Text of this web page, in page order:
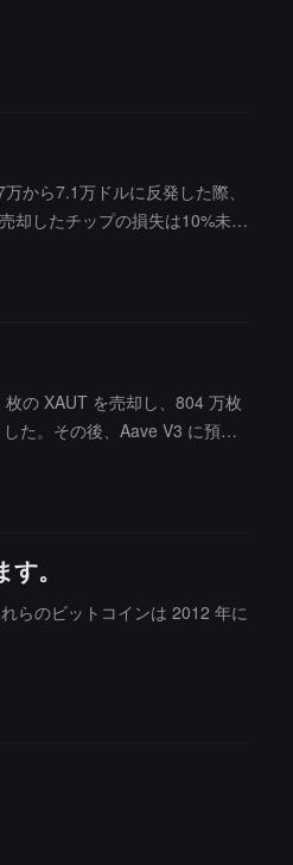
から7.1万ドルに反発した際、
却したチップの損失は10%未満
して非常に脆弱であることを
の XAUT を売却し、804 万枚
た。その後、Aave V3 に預け
。
らのビットコインは 2012 年に